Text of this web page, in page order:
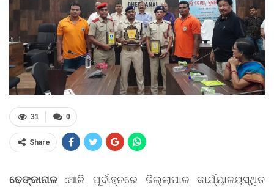
0
31
Share
ଢେଙ୍କାନାଳ :ଆଜି ପୂର୍ବାହ୍ନରେ ଜିଲ୍ଲାପାଳ କାର୍ଯ୍ୟାଳୟସ୍ଥିତ